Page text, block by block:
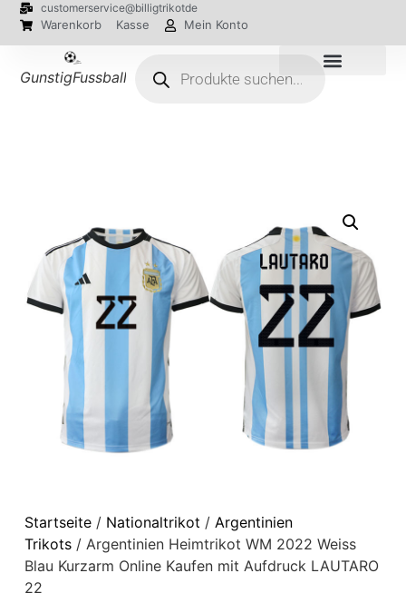
customerservice@billigtrikotde
Warenkorb Kasse Mein Konto
GunstigFussballTrikot
Startseite/ Nationaltrikot / Argentinien
Trikots/ Argentinien Heimtrikot WM 2022 Weiss
Blau Kurzarm Online Kaufen mit Aufdruck LAUTARO
22